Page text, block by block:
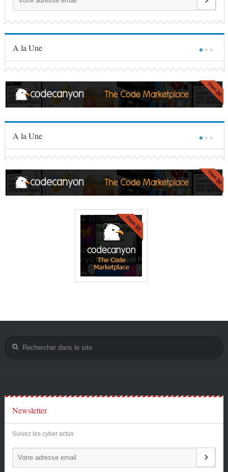
A la Une
A la Une
Newsletter
Suivez les cyber actus